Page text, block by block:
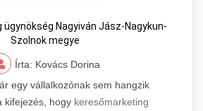
ügynökség Nagyiván Jász-Nagykun-
Szolnok megye
Írta: Kovács Dorina
egy vállalkozónak sem hangzik
kifejezés, hogy keresőmarketing